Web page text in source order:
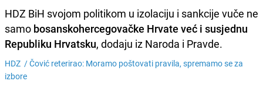
HDZ BiH svojom politikom u izolaciju i sankcije vuče ne
samo bosanskohercegovačke Hrvate već i susjednu
Republiku Hrvatsku, dodaju iz Naroda i Pravde.
HDZ /Čović reterirao: Moramo poštovati pravila, spremamo se za
izbore